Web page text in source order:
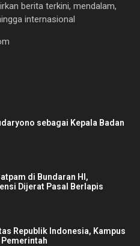
berita terkini, mendalam,
internasional
sebagai Kepala Badan
di Bundaran HI,
Dijerat Pasal Berlapis
Republik Indonesia, Kampus